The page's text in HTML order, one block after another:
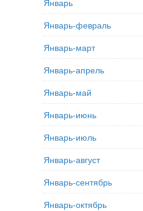
Январь
Январь-февраль
Январь-март
Январь-апрель
Январь-май
Январь-июнь
Январь-июль
Январь-август
Январь-сентябрь
Январь-октябрь